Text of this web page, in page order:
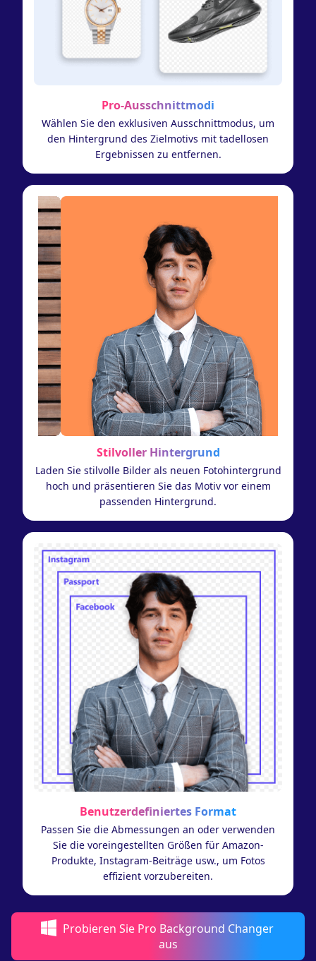
Pro-Ausschnittmodi
Wählen Sie den exklusiven Ausschnittmodus, um
den Hintergrund des Zielmotivs mit tadellosen
Ergebnissen zu entfernen.
Stilvoller Hintergrund
Laden Sie stilvolle Bilder als neuen Fotohintergrund
hoch und präsentieren Sie das Motiv vor einem
passenden Hintergrund.
Benutzerdefiniertes Format
Passen Sie die Abmessungen an oder verwenden
Sie die voreingestellten Größen für Amazon-
Produkte, Instagram-Beiträge usw., um Fotos
effizient vorzubereiten.
Probieren Sie Pro Background Changer
aus